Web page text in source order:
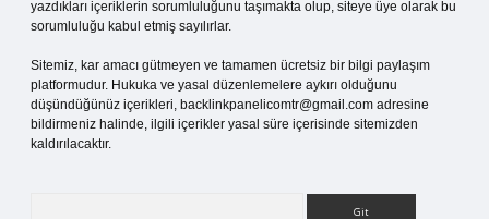
yazdıkları içeriklerin sorumluluğunu taşımakta olup, siteye üye olarak bu
sorumluluğu kabul etmiş sayılırlar.
Sitemiz, kar amacı gütmeyen ve tamamen ücretsiz bir bilgi paylaşım
platformudur. Hukuka ve yasal düzenlemelere aykırı olduğunu
düşündüğünüz içerikleri, backlinkpanelicomtr@gmail.com adresine
bildirmeniz halinde, ilgili içerikler yasal süre içerisinde sitemizden
kaldırılacaktır.